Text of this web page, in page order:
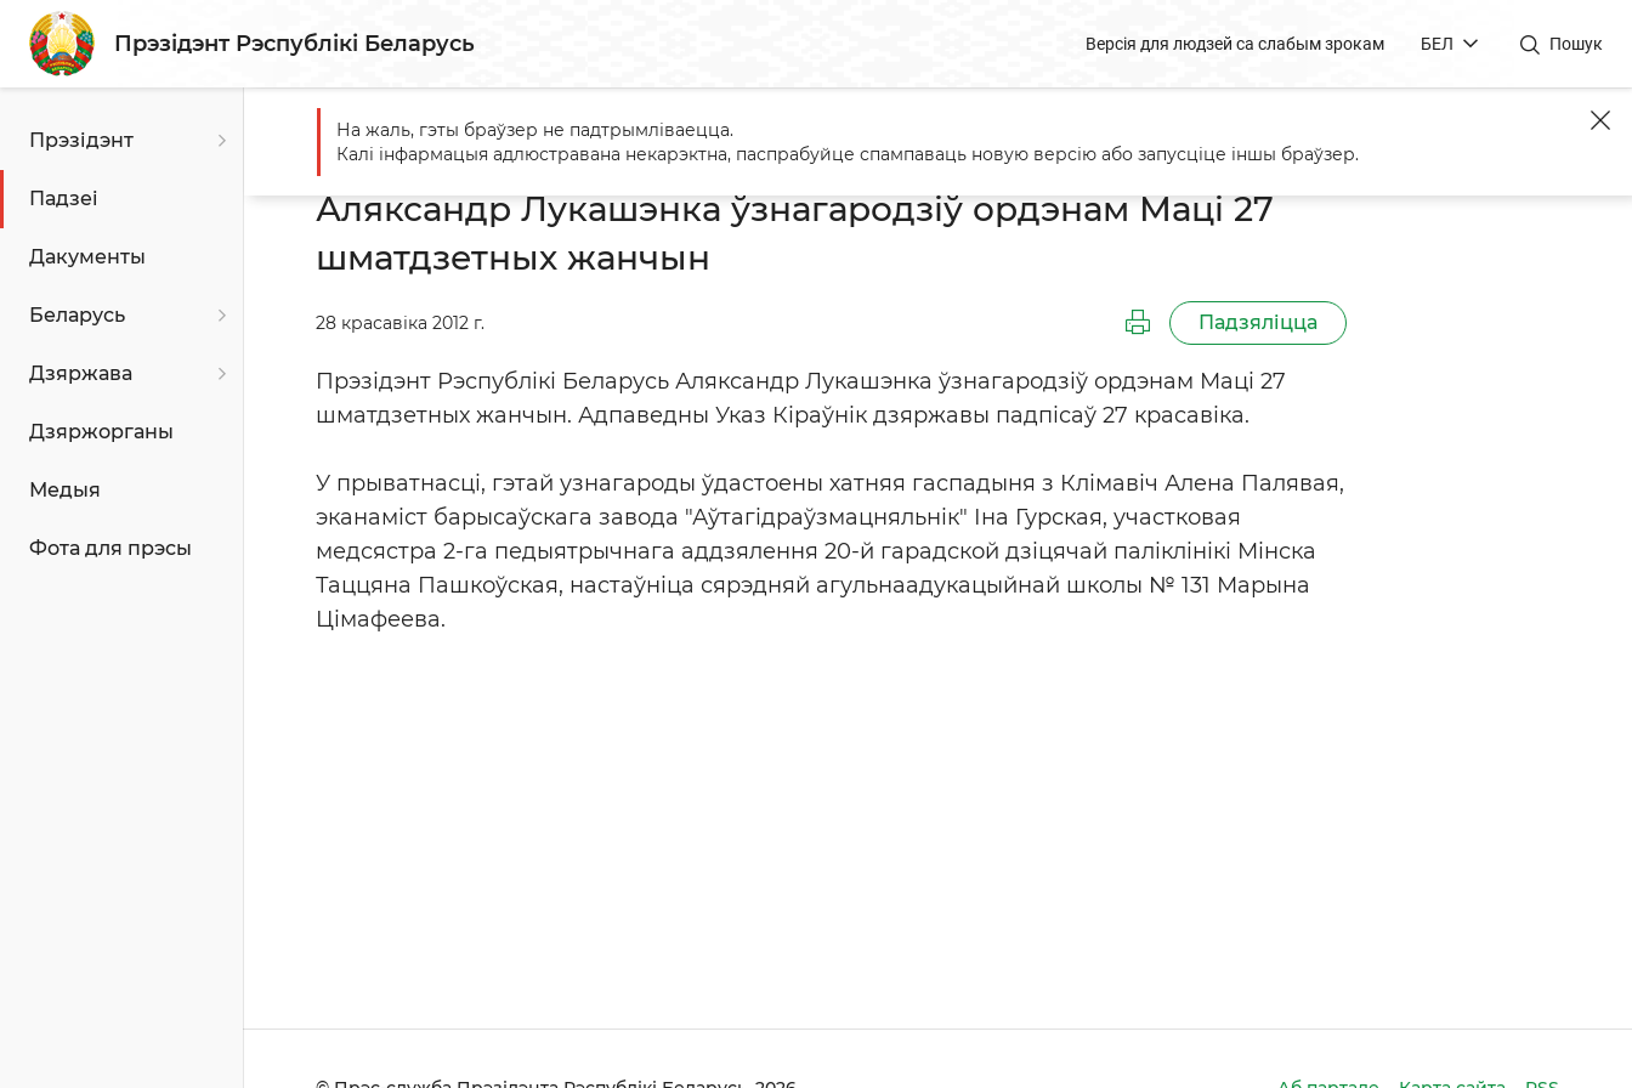
Прэзідэнт Рэспублікі Беларусь Версія для людзей са слабым зрокам БЕЛ Пошук
Прэзідэнт
Падзеі
Дакументы
Беларусь
Дзяржава
Дзяржорганы
Медыя
Фота для прэсы
Галоўная Падзеі Аляксандр Лукашэнка ўзнагародзіў ордэнам Маці 27 шматдзетных жанчын
Аляксандр Лукашэнка ўзнагародзіў ордэнам Маці 27
шматдзетных жанчын
28 красавіка 2012 г. Падзяліцца
Прэзідэнт Рэспублікі Беларусь Аляксандр Лукашэнка ўзнагародзіў ордэнам Маці 27
шматдзетных жанчын. Адпаведны Указ Кіраўнік дзяржавы падпісаў 27 красавіка.
У прыватнасці, гэтай узнагароды ўдастоены хатняя гаспадыня з Клімавіч Алена Палявая,
эканаміст барысаўскага завода "Аўтагідраўзмацняльнік" Іна Гурская, участковая
медсястра 2-га педыятрычнага аддзялення 20-й гарадской дзіцячай паліклінікі Мінска
Таццяна Пашкоўская, настаўніца сярэдняй агульнаадукацыйнай школы № 131 Марына
Цімафеева.
На жаль, гэты браўзер не падтрымліваецца.
Калі інфармацыя адлюстравана некарэктна, паспрабуйце спампаваць новую версію або запусціце іншы браўзер.